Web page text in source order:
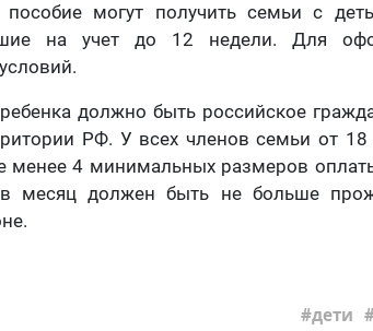
пособие могут получить семьи с
на учет до 12 недели. Для
должно быть российское
РФ. У всех членов семьи от 18
менее 4 минимальных размеров
месяц должен быть не больше
дети